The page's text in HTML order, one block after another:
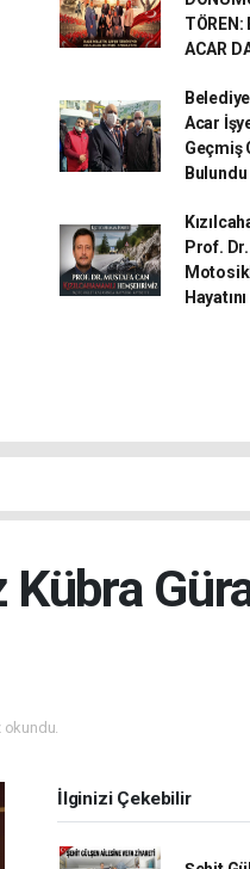
TÖREN:
ACAR
Acar
Geçmiş
Bulundu
Prof.
okundu.
İlginizi Çekebilir